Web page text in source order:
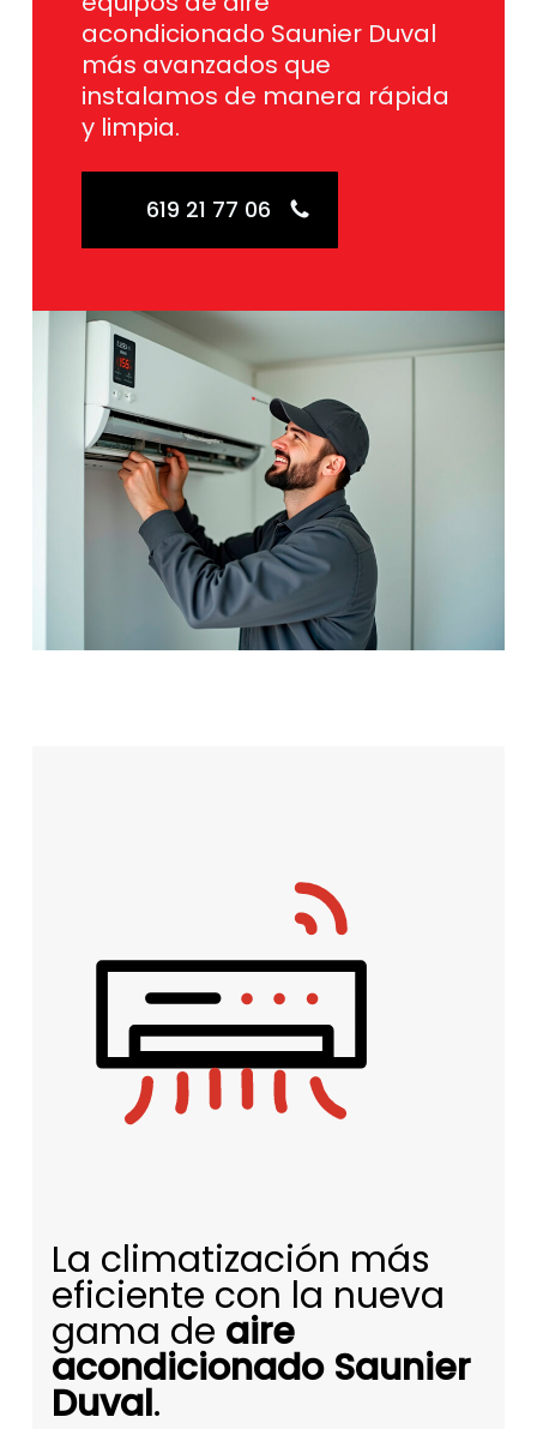
acondicionado Saunier Duval
más avanzados que
instalamos de manera rápida
y limpia.
619 21 77 06
La climatización más
eficiente con la nueva
gama de aire
acondicionado Saunier
Duval.